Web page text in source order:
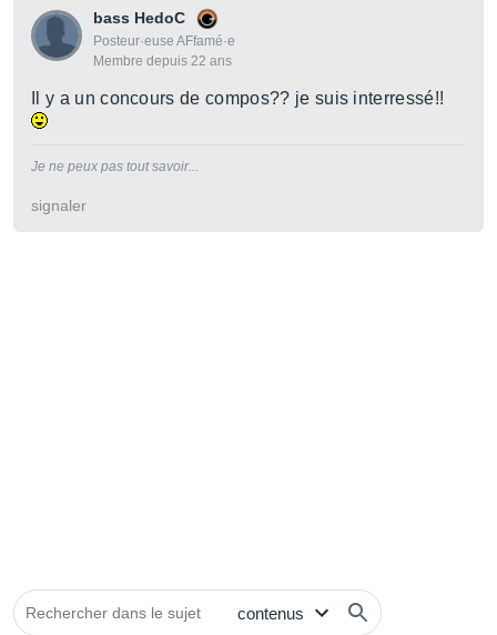
bass HedoC
Posteur·euse AFfamé·e
Membre depuis 22 ans
Il y a un concours de compos?? je suis interressé!!
Je ne peux pas tout savoir...
signaler